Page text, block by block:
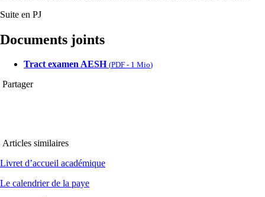
Suite en PJ
Documents joints
Tract examen AESH (PDF - 1 Mio)
Partager
Articles similaires
Livret d’accueil académique
Le calendrier de la paye